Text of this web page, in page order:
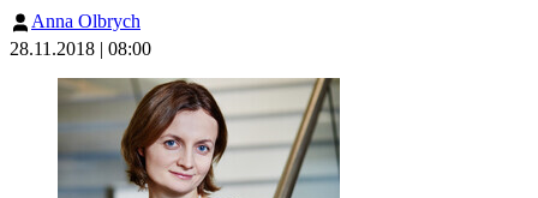
Anna Olbrych
28.11.2018 | 08:00